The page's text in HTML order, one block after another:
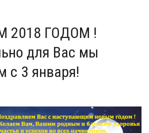
2018 ГОДОМ !
для Вас мы
с 3 января!